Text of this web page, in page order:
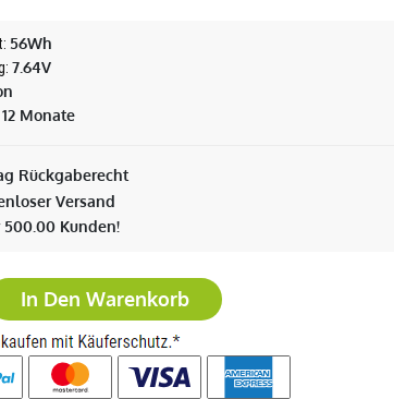
56Wh
7.64V
12 Monate
Rückgaberecht
Versand
500.00 Kunden!
In Den Warenkorb